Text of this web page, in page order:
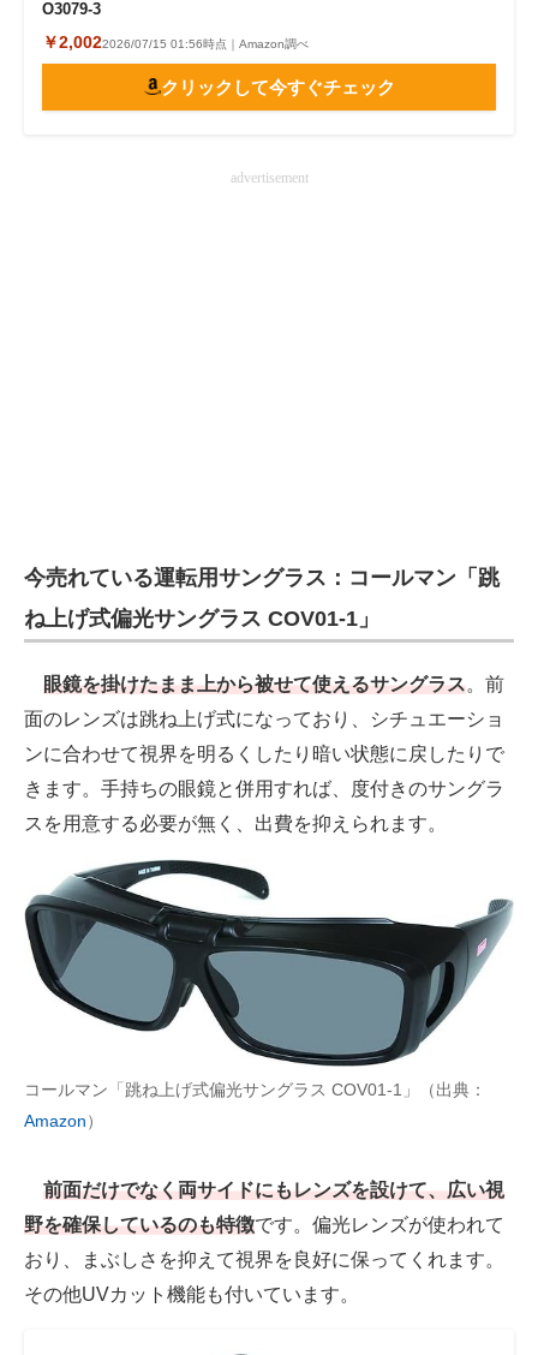
O3079-3
￥2,0022026/07/15 01:56時点｜Amazon調べ
クリックして今すぐチェック
advertisement
今売れている運転用サングラス：コールマン「跳
ね上げ式偏光サングラス COV01-1」
眼鏡を掛けたまま上から被せて使えるサングラス。前
面のレンズは跳ね上げ式になっており、シチュエーショ
ンに合わせて視界を明るくしたり暗い状態に戻したりで
きます。手持ちの眼鏡と併用すれば、度付きのサングラ
スを用意する必要が無く、出費を抑えられます。
コールマン「跳ね上げ式偏光サングラス COV01-1」（出典：
Amazon）
前面だけでなく両サイドにもレンズを設けて、広い視
野を確保しているのも特徴です。偏光レンズが使われて
おり、まぶしさを抑えて視界を良好に保ってくれます。
その他UVカット機能も付いています。